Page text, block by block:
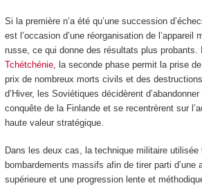
Si la première n’a été qu’une succession
est l’occasion d’une réorganisation de l’appareil
russe, ce qui donne des résultats plus probants.
Tchétchénie, la seconde phase permit la prise
prix de nombreux morts civils et des
d’Hiver, les Soviétiques décidèrent
conquête de la Finlande et se recentrèrent sur
haute valeur stratégique.
Dans les deux cas, la technique militaire
bombardements massifs afin de tirer parti d’une
supérieure et une progression lente et